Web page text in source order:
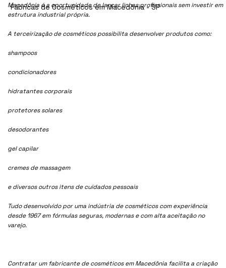
Macedônia é a oportunidade de lançar linhas profissionais sem investir em
estrutura industrial própria.
A terceirização de cosméticos possibilita desenvolver produtos como:
shampoos
condicionadores
hidratantes corporais
protetores solares
desodorantes
gel capilar
cremes de massagem
e diversos outros itens de cuidados pessoais
Tudo desenvolvido por uma indústria de cosméticos com experiência
desde 1967 em fórmulas seguras, modernas e com alta aceitação no
varejo.
Contratar um fabricante de cosméticos em Macedônia facilita a criação
Fábricas de Cosméticos em Macedônia - SP